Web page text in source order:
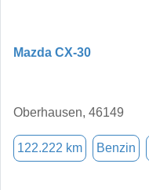
Mazda CX-30
Oberhausen, 46149
122.222 km Benzin